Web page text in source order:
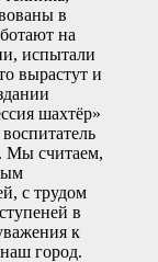
в
на
испытали
вырастут и
шахтёр»
Мы считаем,
с трудом
в
к
город.